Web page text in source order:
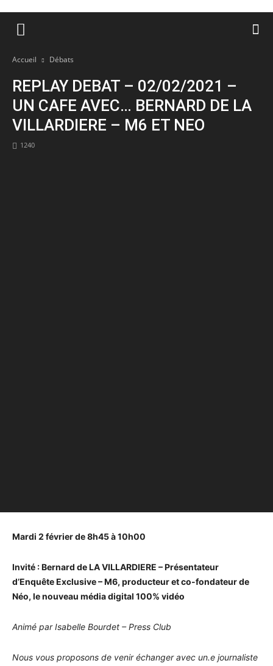
Accueil Débats
REPLAY DEBAT – 02/02/2021 –
UN CAFE AVEC… BERNARD DE LA
VILLARDIERE – M6 ET NEO
1240
Mardi 2 février de 8h45 à 10h00
Invité : Bernard de LA VILLARDIERE – Présentateur
d’Enquête Exclusive – M6, producteur et co-fondateur de
Néo, le nouveau média digital 100% vidéo
Animé par Isabelle Bourdet – Press Club
Nous vous proposons de venir échanger avec un.e journaliste